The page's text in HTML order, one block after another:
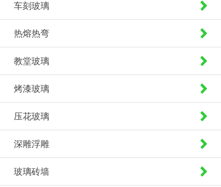
车刻玻璃
热熔热弯
教堂玻璃
烤漆玻璃
压花玻璃
深雕浮雕
玻璃砖墙